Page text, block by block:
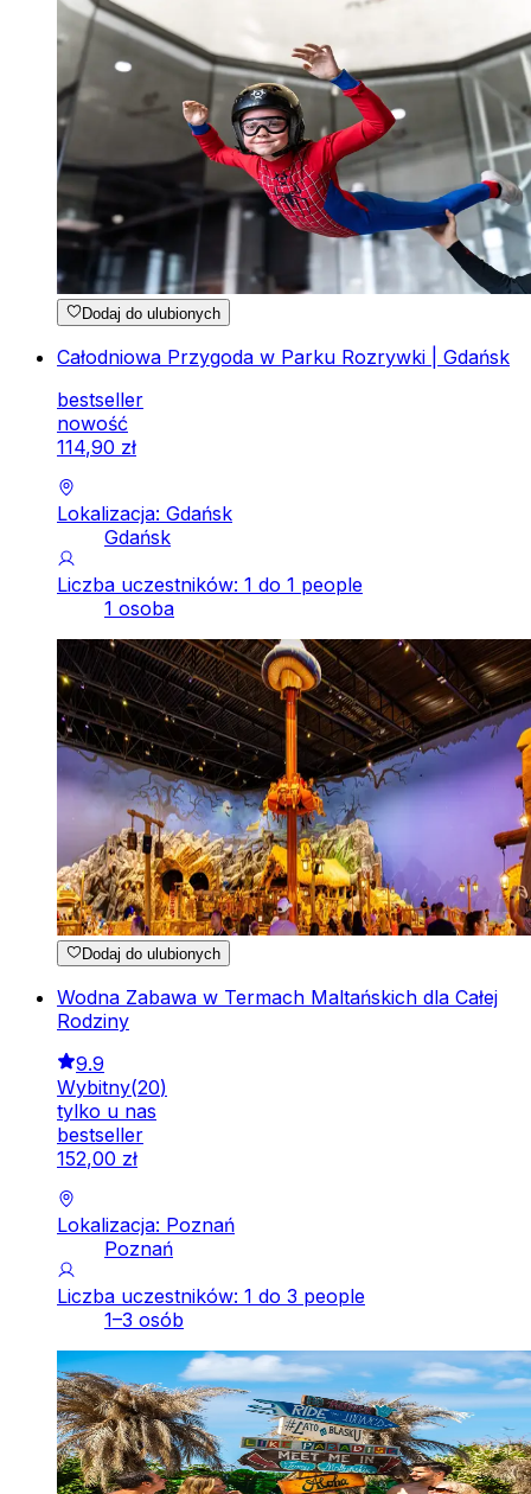
Dodaj do ulubionych
Całodniowa Przygoda w Parku Rozrywki | Gdańsk
bestseller
nowość
114,90 zł
Lokalizacja: Gdańsk
Gdańsk
Liczba uczestników: 1 do 1 people
1 osoba
Dodaj do ulubionych
Wodna Zabawa w Termach Maltańskich dla Całej
Rodziny
9.9
Wybitny(20)
tylko u nas
bestseller
152,00 zł
Lokalizacja: Poznań
Poznań
Liczba uczestników: 1 do 3 people
1–3 osób